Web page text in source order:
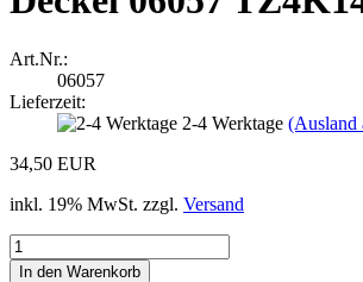
Art.Nr.:
06057
Lieferzeit:
2-4 Werktage (Ausland
34,50 EUR
inkl. 19% MwSt. zzgl. Versand